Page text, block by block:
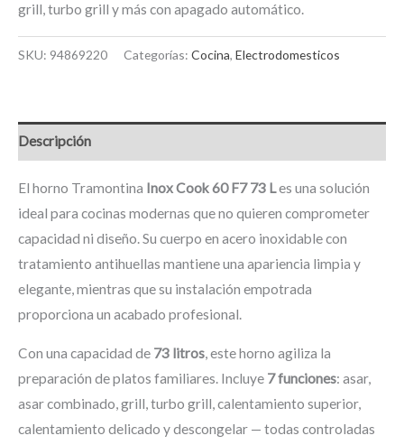
grill, turbo grill y más con apagado automático.
SKU: 94869220 Categorías: Cocina, Electrodomesticos
Descripción
El horno Tramontina Inox Cook 60 F7 73 L es una solución
ideal para cocinas modernas que no quieren comprometer
capacidad ni diseño. Su cuerpo en acero inoxidable con
tratamiento antihuellas mantiene una apariencia limpia y
elegante, mientras que su instalación empotrada
proporciona un acabado profesional.
Con una capacidad de 73 litros, este horno agiliza la
preparación de platos familiares. Incluye 7 funciones: asar,
asar combinado, grill, turbo grill, calentamiento superior,
calentamiento delicado y descongelar — todas controladas